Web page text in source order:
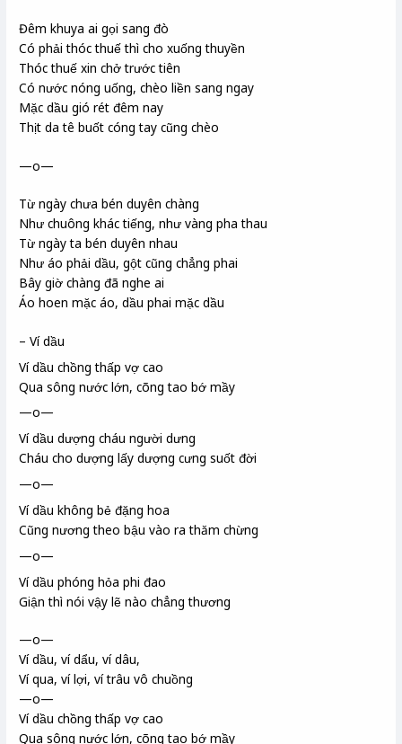
Đêm khuya ai gọi sang đò
Có phải thóc thuế thì cho xuống thuyền
Thóc thuế xin chở trước tiên
Có nước nóng uống, chèo liền sang ngay
Mặc dầu gió rét đêm nay
Thịt da tê buốt cóng tay cũng chèo
—o—
Từ ngày chưa bén duyên chàng
Như chuông khác tiếng, như vàng pha thau
Từ ngày ta bén duyên nhau
Như áo phải dầu, gột cũng chẳng phai
Bây giờ chàng đã nghe ai
Áo hoen mặc áo, dầu phai mặc dầu
– Ví dầu
Ví dầu chồng thấp vợ cao
Qua sông nước lớn, cõng tao bớ mầy
—o—
Ví dầu dượng cháu người dưng
Cháu cho dượng lấy dượng cưng suốt đời
—o—
Ví dầu không bẻ đặng hoa
Cũng nương theo bậu vào ra thăm chừng
—o—
Ví dầu phóng hỏa phi đao
Giận thì nói vậy lẽ nào chẳng thương
—o—
Ví dầu, ví dẩu, ví dâu,
Ví qua, ví lợi, vítrâu vô chuồng
—o—
Ví dầu chồng thấp vợ cao
Qua sông nước lớn, cõng tao bớ mầy